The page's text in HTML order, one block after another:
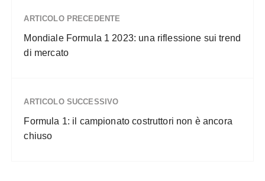
ARTICOLO PRECEDENTE
Mondiale Formula 1 2023: una riflessione sui trend
di mercato
ARTICOLO SUCCESSIVO
Formula 1: il campionato costruttori non è ancora
chiuso